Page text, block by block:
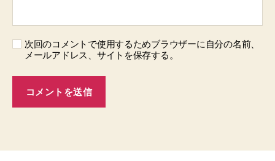
次回のコメントで使用するためブラウザーに自分の名前、
メールアドレス、サイトを保存する。